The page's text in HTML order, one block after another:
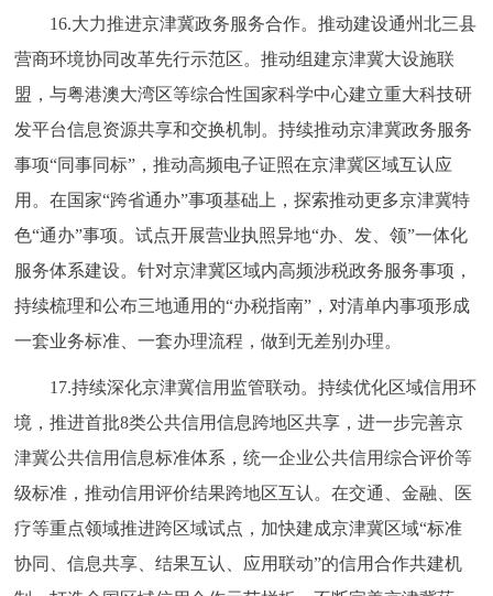
16.大力推进京津冀政务服务合作。推动建设通州北三县
营商环境协同改革先行示范区。推动组建京津冀大设施联
盟，与粤港澳大湾区等综合性国家科学中心建立重大科技研
发平台信息资源共享和交换机制。持续推动京津冀政务服务
事项“同事同标”，推动高频电子证照在京津冀区域互认应
用。在国家“跨省通办”事项基础上，探索推动更多京津冀特
色“通办”事项。试点开展营业执照异地“办、发、领”一体化
服务体系建设。针对京津冀区域内高频涉税政务服务事项，
持续梳理和公布三地通用的“办税指南”，对清单内事项形成
一套业务标准、一套办理流程，做到无差别办理。
17.持续深化京津冀信用监管联动。持续优化区域信用环
境，推进首批8类公共信用信息跨地区共享，进一步完善京
津冀公共信用信息标准体系，统一企业公共信用综合评价等
级标准，推动信用评价结果跨地区互认。在交通、金融、医
疗等重点领域推进跨区域试点，加快建成京津冀区域“标准
协同、信息共享、结果互认、应用联动”的信用合作共建机